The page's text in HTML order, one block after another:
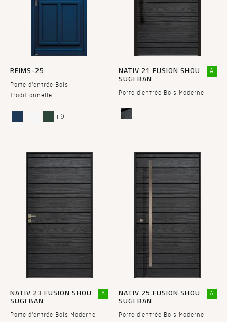
REIMS-25
Porte d'entrée Bois
Traditionnelle
+ 9
NATIV 21 FUSION SHOU
SUGI BAN
Porte d'entrée Bois Moderne
A
NATIV 23 FUSION SHOU
SUGI BAN
Porte d'entrée Bois Moderne
A NATIV 25 FUSION SHOU
SUGI BAN
Porte d'entrée Bois Moderne
A